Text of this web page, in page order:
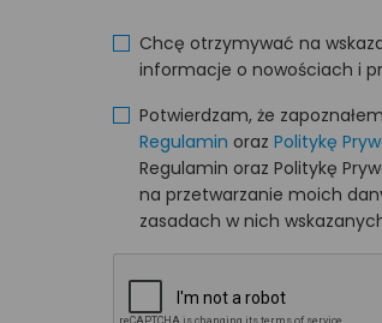
Chcę otrzymywać na
informacje o nowościach i
Potwierdzam, że
Regulamin oraz Politykę
Regulamin oraz Politykę
na przetwarzanie moich
zasadach w nich